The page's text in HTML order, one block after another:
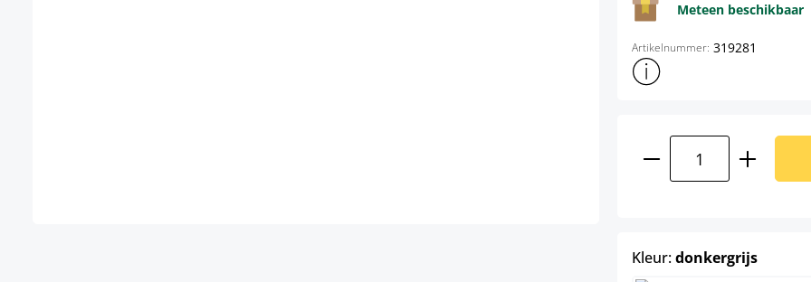
Meteen beschikbaar
Artikelnummer: 319281
Toon meer productinformatie
Kleur:donkergrijsselect